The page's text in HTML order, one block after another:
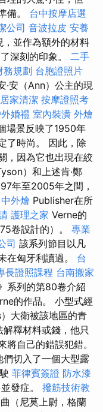
備。 台中按摩店選
公司 音波拉皮 安養
並作為額外的材料
深刻的印象。 二手
務規劃 台胞證照片
·安（Ann）公主的現
居家清潔 按摩證照考
婚禮 室內裝潢 外燴
場景反映了1950年
了時尚。 因此，除
，因為它也出現在絞
）和上述肯·鄭
年至2005年之間，
外燴 Publisher在所
護理之家 Verne的
卷設計的）。 專業
司 該系列節目以凡
在匈牙利讀過。 台
長證照課程 台南搬家
系列的第80卷介紹
的作品。 小型式經
大衛被該地區的青
解釋材料或錢，他只
自己的錯誤犯錯。
們切入了一個大型露
菲律賓簽證 防水漆
發症。 撥筋技術教
（尼莫上尉，格蘭